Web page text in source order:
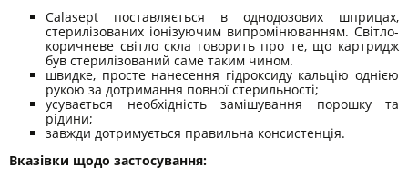
Calasept поставляється в однодозових шприцах,
стерилізованих іонізуючим випромінюванням. Світло-
коричневе світло скла говорить про те, що картридж
був стерилізований саме таким чином.
швидке, просте нанесення гідроксиду кальцію однією
рукою за дотримання повної стерильності;
усувається необхідність замішування порошку та
рідини;
завжди дотримується правильна консистенція.
Вказівки щодо застосування: